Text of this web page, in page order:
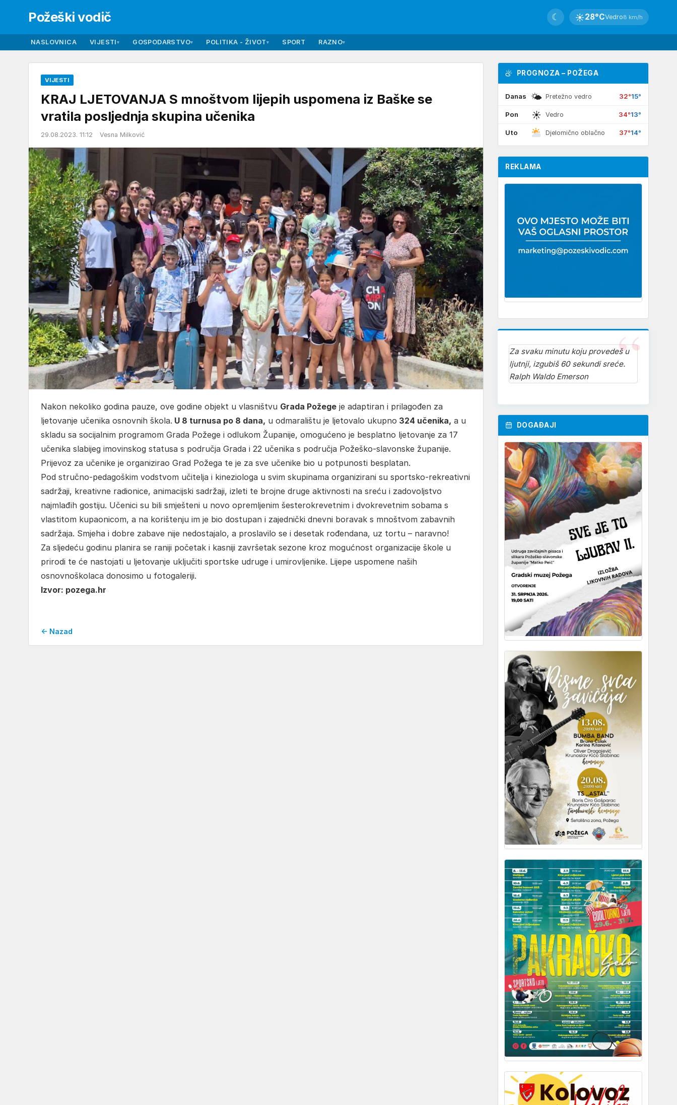
Požeški vodič ☀28°CVedro8 km/h
☾
NASLOVNICA VIJESTI▾ GOSPODARSTVO▾ POLITIKA - ŽIVOT▾ SPORT RAZNO▾
VIJESTI
KRAJ LJETOVANJA S mnoštvom lijepih uspomena iz Baške se
vratila posljednja skupina učenika
29.08.2023. 11:12 Vesna Milković
Nakon nekoliko godina pauze, ove godine objekt u vlasništvu Grada Požege je adaptiran i prilagođen za
ljetovanje učenika osnovnih škola. U 8 turnusa po 8 dana, u odmaralištu je ljetovalo ukupno 324 učenika, a u
skladu sa socijalnim programom Grada Požege i odlukom Županije, omogućeno je besplatno ljetovanje za 17
učenika slabijeg imovinskog statusa s područja Grada i 22 učenika s područja Požeško-slavonske županije.
Prijevoz za učenike je organizirao Grad Požega te je za sve učenike bio u potpunosti besplatan.
Pod stručno-pedagoškim vodstvom učitelja i kineziologa u svim skupinama organizirani su sportsko-rekreativni
sadržaji, kreativne radionice, animacijski sadržaji, izleti te brojne druge aktivnosti na sreću i zadovoljstvo
najmlađih gostiju. Učenici su bili smješteni u novo opremljenim šesterokrevetnim i dvokrevetnim sobama s
vlastitom kupaonicom, a na korištenju im je bio dostupan i zajednički dnevni boravak s mnoštvom zabavnih
sadržaja. Smjeha i dobre zabave nije nedostajalo, a proslavilo se i desetak rođendana, uz tortu – naravno!
Za sljedeću godinu planira se raniji početak i kasniji završetak sezone kroz mogućnost organizacije škole u
prirodi te će nastojati u ljetovanje uključiti sportske udruge i umirovljenike. Lijepe uspomene naših
osnovnoškolaca donosimo u fotogaleriji.
Izvor: pozega.hr
← Nazad
PROGNOZA – POŽEGA
Danas 🌤 Pretežno vedro 32°15°
Pon ☀ Vedro 34°13°
Uto Djelomično oblačno 37°14°
REKLAMA
Za svaku minutu koju provedeš u
ljutnji, izgubiš 60 sekundi sreće.
Ralph Waldo Emerson
DOGAĐAJI